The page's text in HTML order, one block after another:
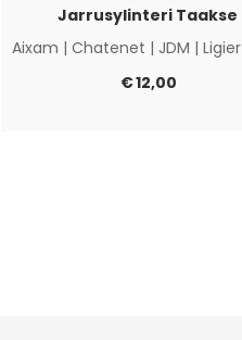
Jarrusylinteri Taakse
Aixam | Chatenet | JDM | Ligier
€12,00